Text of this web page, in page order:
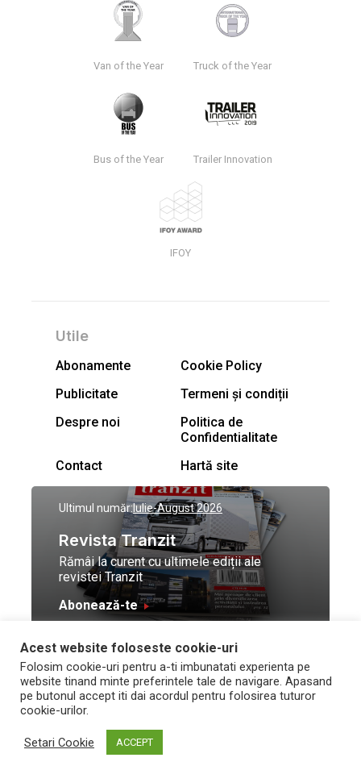
Van of the Year Truck of the Year
Bus of the Year Trailer Innovation
IFOY
Utile
Abonamente
Cookie Policy
Publicitate
Termeni și condiții
Despre noi
Politica de
Confidentialitate
Contact
Hartă site
Ultimul număr:Iulie-August 2026
Revista Tranzit
Rămâi la curent cu ultimele ediții ale
revistei Tranzit
Abonează-te
© Toate drepturile
rezervate Trafic Media
2026
Design by
and development byNeo
Vision Technologies
Acest website foloseste cookie-uri
Folosim cookie-uri pentru a-ti imbunatati experienta pe
website tinand minte preferintele tale de navigare. Apasand
pe butonul accept iti dai acordul pentru folosirea tuturor
cookie-urilor.
Setari Cookie ACCEPT